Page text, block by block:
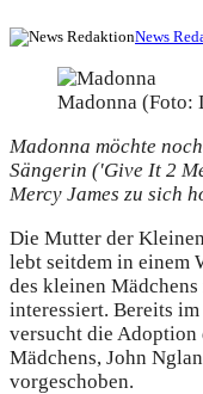
News
Madonna (Foto:
Madonna möchte
Sängerin ('Give It 2
Mercy James zu sich
Die Mutter der
lebt seitdem in einem
des kleinen
interessiert. Bereits
versucht die Adoption
Mädchens, John
vorgeschoben.